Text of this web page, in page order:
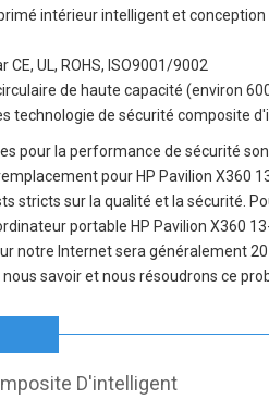
intérieur intelligent et
CE, UL, ROHS, ISO9001/9002
de haute capacité (environ
technologie de sécurité composite
pour la performance de sécurité
pour HP Pavilion X360
stricts sur la qualité et la sécurité.
portable HP Pavilion X360 13-
notre Internet sera généralement
savoir et nous résoudrons ce
D'intelligent